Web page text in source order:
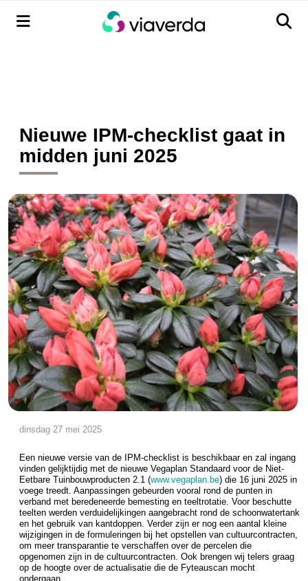
Menu Menu
Nieuwe IPM-checklist gaat in
midden juni 2025
dinsdag 27 mei 2025
Een nieuwe versie van de IPM-checklist is beschikbaar en zal ingang
vinden gelijktijdig met de nieuwe Vegaplan Standaard voor de Niet-
Eetbare Tuinbouwproducten 2.1 (www.vegaplan.be) die 16 juni 2025 in
voege treedt. Aanpassingen gebeurden vooral rond de punten in
verband met beredeneerde bemesting en teeltrotatie. Voor beschutte
teelten werden verduidelijkingen aangebracht rond de schoonwatertank
en het gebruik van kantdoppen. Verder zijn er nog een aantal kleine
wijzigingen in de formuleringen bij het opstellen van cultuurcontracten,
om meer transparantie te verschaffen over de percelen die
opgenomen zijn in de cultuurcontracten. Ook brengen wij telers graag
op de hoogte over de actualisatie die de Fyteauscan mocht
ondergaan.